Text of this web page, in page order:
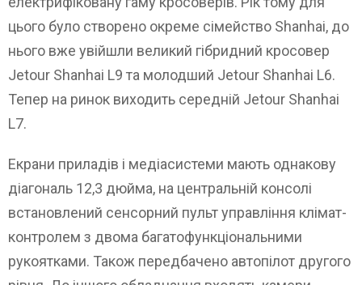
цього було створено окреме сімейство Shanhai, до
нього вже увійшли великий гібридний кросовер
Jetour Shanhai L9 та молодший Jetour Shanhai L6.
Тепер на ринок виходить середній Jetour Shanhai
L7.
Екрани приладів і медіасистеми мають однакову
діагональ 12,3 дюйма, на центральній консолі
встановлений сенсорний пульт управління клімат-
контролем з двома багатофункціональними
рукоятками. Також передбачено автопілот другого